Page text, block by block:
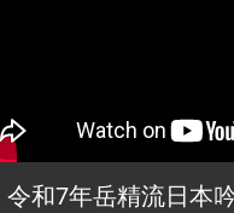
令和7年岳精流日本